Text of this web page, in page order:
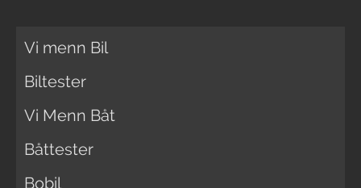
Vi menn Bil
Biltester
Vi Menn Båt
Båttester
Bobil